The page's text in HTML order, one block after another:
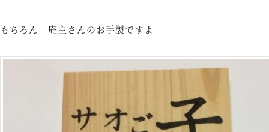
もちろん 庵主さんのお手製ですよ